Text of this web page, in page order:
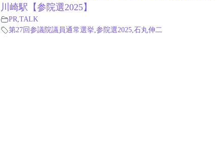
川崎駅【参院選2025】
PR TALK
第27回参議院議員通常選挙 参院選2025, 石丸伸二